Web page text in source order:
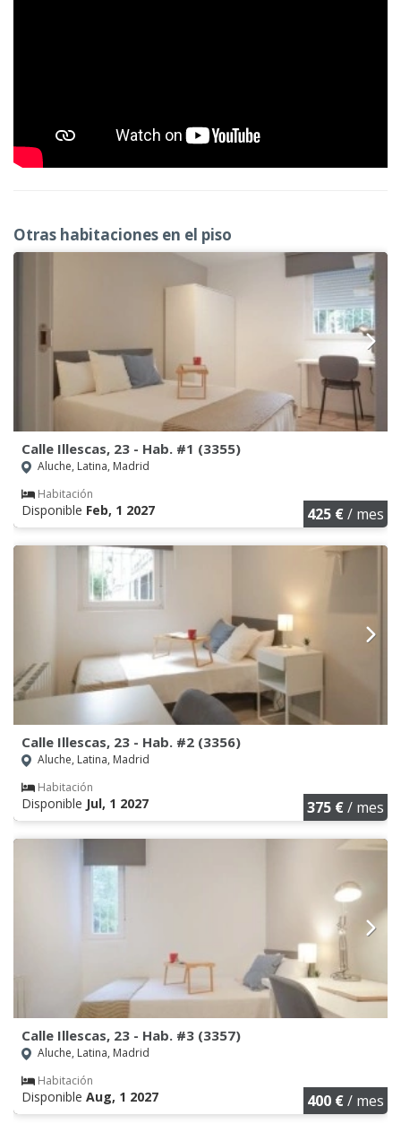
Otras habitaciones en el piso
Calle Illescas, 23 - Hab. #1 (3355)
Aluche, Latina, Madrid
Habitación
Disponible Feb, 1 2027 425 €/ mes
Calle Illescas, 23 - Hab. #2 (3356)
Aluche, Latina, Madrid
Habitación
Disponible Jul, 1 2027 375 €/ mes
Calle Illescas, 23 - Hab. #3 (3357)
Aluche, Latina, Madrid
Habitación
Disponible Aug, 1 2027 400 €/ mes